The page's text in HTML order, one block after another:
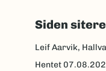
Siden
Leif Aarvik,
Hentet